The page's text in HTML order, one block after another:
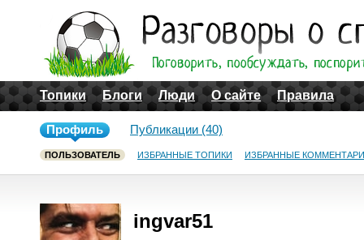
Топики Блоги Люди О сайте Правила
Профиль
ПОЛЬЗОВАТЕЛЬ ИЗБРАННЫЕ ТОПИКИ ИЗБРАННЫЕ
Публикации (40)
ingvar51